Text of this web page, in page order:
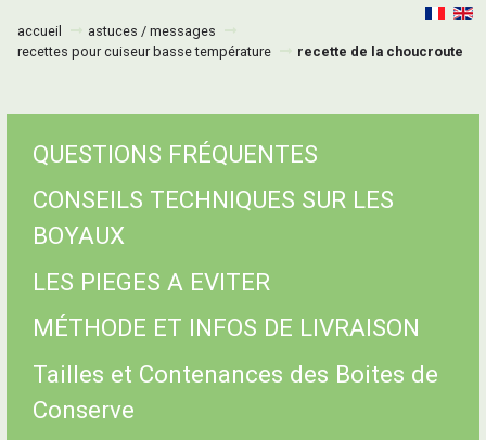
accueil
astuces / messages
recettes pour cuiseur basse température
recette de la choucroute
QUESTIONS FRÉQUENTES
CONSEILS TECHNIQUES SUR LES
BOYAUX
LES PIEGES A EVITER
MÉTHODE ET INFOS DE LIVRAISON
Tailles et Contenances des Boites de
Conserve